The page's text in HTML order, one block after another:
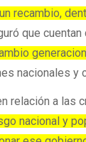
recambio,
que
nacionales y
relación a las
nacional y